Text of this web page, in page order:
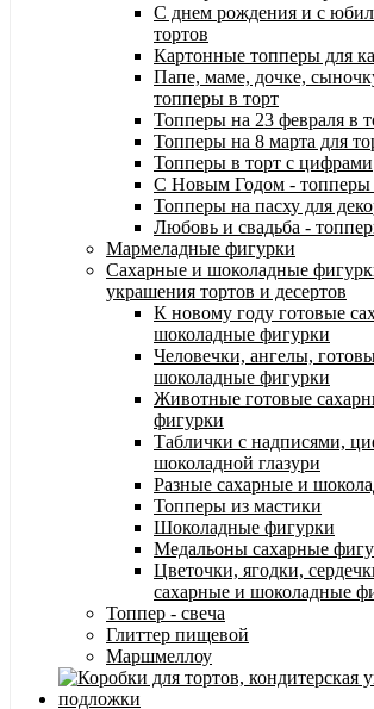
С днем рождения и с
тортов
Картонные топперы для
Папе, маме, дочке,
топперы в торт
Топперы на 23 февраля в
Топперы на 8 марта для
Топперы в торт с цифрами
С Новым Годом - топперы
Топперы на пасху для
Любовь и свадьба -
Мармеладные фигурки
Сахарные и шоколадные
украшения тортов и десертов
К новому году готовые
шоколадные фигурки
Человечки, ангелы,
шоколадные фигурки
Животные готовые
фигурки
Таблички с надписями,
шоколадной глазури
Разные сахарные и
Топперы из мастики
Шоколадные фигурки
Медальоны сахарные
Цветочки, ягодки,
сахарные и шоколадные
Топпер - свеча
Глиттер пищевой
Маршмеллоу